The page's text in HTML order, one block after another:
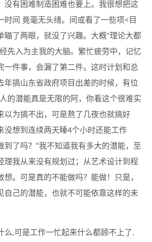
没有困难制造困难也要上。我很想把这
时间 竟毫无头绪。间或看了一些项<目
瞄了两眼，就没了兴趣。大概“理论大都
先入为主我的大脑。繁忙疲劳中，记忆
一件事，会漏了第二件。这时计划和总
年搞山东省政府项目出差的时候，有位
的潜能真是无限的阿，你看这个很难实
以为搞不出，可是熬了几夜也就搞好
没想到连续两天睡4个小时还能工作
到了吗？”我不知道我有多大的潜能，至
理我从来没有规划过；从艺术设计到程
想。可是真的不能做吗？能做！只是，
自己的潜能，也就不可能依靠这样的未
么,可是工作一忙起来什么都顾不上了.